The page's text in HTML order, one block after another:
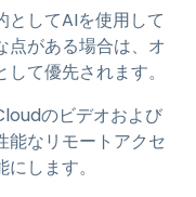
としてAIを使用して
点がある場合は、オ
て優先されます。
のビデオおよび
能なリモートアクセ
します。